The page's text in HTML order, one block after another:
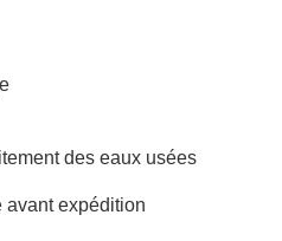
des eaux usées
avant expédition